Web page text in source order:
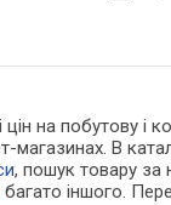
цін на побутову і
магазинах. В
, пошук товару
багато іншого.